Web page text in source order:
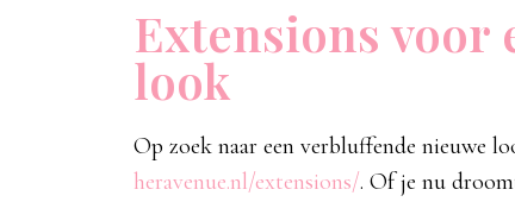
Extensions voor
look
Op zoek naar een verbluffende nieuwe
heravenue.nl/extensions/. Of je nu